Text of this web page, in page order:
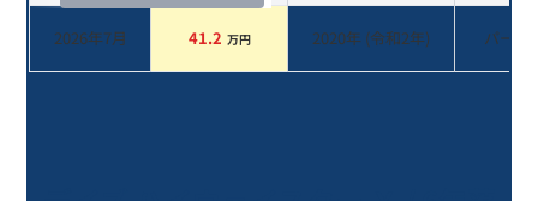
2026年7月 41.2 万円 2020年 (令和2年) パール